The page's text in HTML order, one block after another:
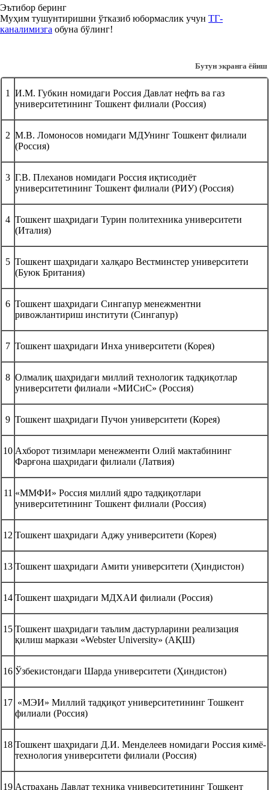
Эътибор беринг
Муҳим тушунтиришни ўтказиб юбормаслик учун ТГ-
каналимизга обуна бўлинг!
1
И.М. Губкин номидаги Россия Давлат нефть ва газ
университетининг Тошкент филиали (Россия)
2 М.В. Ломоносов номидаги МДУнинг Тошкент филиали
(Россия)
3 Г.В. Плеханов номидаги Россия иқтисодиёт
университетининг Тошкент филиали (РИУ) (Россия)
4 Тошкент шаҳридаги Турин политехника университети
(Италия)
5 Тошкент шаҳридаги халқаро Вестминстер университети
(Буюк Британия)
6 Тошкент шаҳридаги Сингапур менежментни
ривожлантириш институти (Сингапур)
7 Тошкент шаҳридаги Инха университети (Корея)
8 Олмалиқ шаҳридаги миллий технологик тадқиқотлар
университети филиали «МИСиС» (Россия)
9 Тошкент шаҳридаги Пучон университети (Корея)
10 Ахборот тизимлари менежменти Олий мактабининг
Фарғона шаҳридаги филиали (Латвия)
11 «ММФИ» Россия миллий ядро тадқиқотлари
университетининг Тошкент филиали (Россия)
12 Тошкент шаҳридаги Аджу университети (Корея)
13 Тошкент шаҳридаги Амити университети (Ҳиндистон)
14 Тошкент шаҳридаги МДХАИ филиали (Россия)
15 Тошкент шаҳридаги таълим дастурларини реализация
қилиш маркази «Webster University» (АҚШ)
16 Ўзбекистондаги Шарда университети (Ҳиндистон)
17 «МЭИ» Миллий тадқиқот университетининг Тошкент
филиали (Россия)
18 Тошкент шаҳридаги Д.И. Менделеев номидаги Россия кимё-
технология университети филиали (Россия)
19 Астрахань Давлат техника университетининг Тошкент
Бутун экранга ёйиш